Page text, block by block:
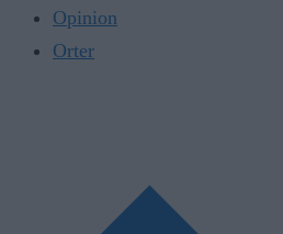
Opinion
Orter